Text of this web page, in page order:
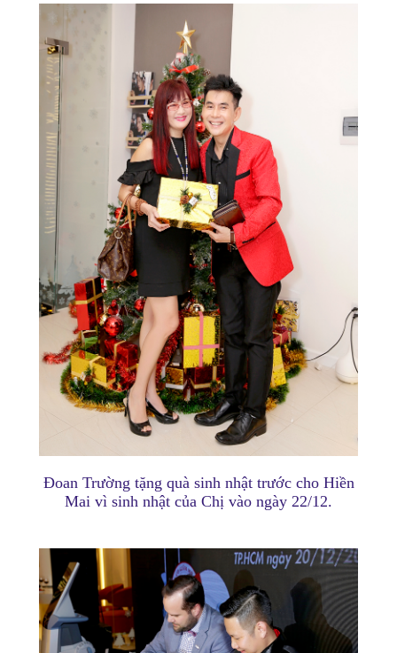
Đoan Trường tặng quà sinh nhật trước cho Hiền
Mai vì sinh nhật của Chị vào ngày 22/12.